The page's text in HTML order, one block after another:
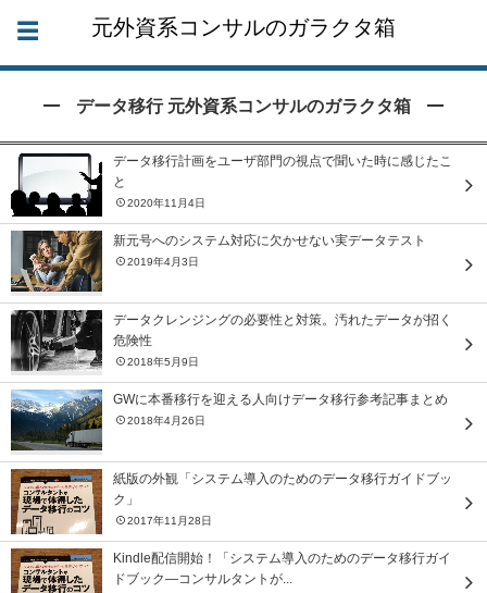
元外資系コンサルのガラクタ箱
データ移行 元外資系コンサルのガラクタ箱
データ移行計画をユーザ部門の視点で聞いた時に感じたこ
と
2020年11月4日
新元号へのシステム対応に欠かせない実データテスト
2019年4月3日
データクレンジングの必要性と対策。汚れたデータが招く
危険性
2018年5月9日
GWに本番移行を迎える人向けデータ移行参考記事まとめ
2018年4月26日
紙版の外観「システム導入のためのデータ移行ガイドブッ
ク」
2017年11月28日
Kindle配信開始！「システム導入のためのデータ移行ガイ
ドブック―コンサルタントが...